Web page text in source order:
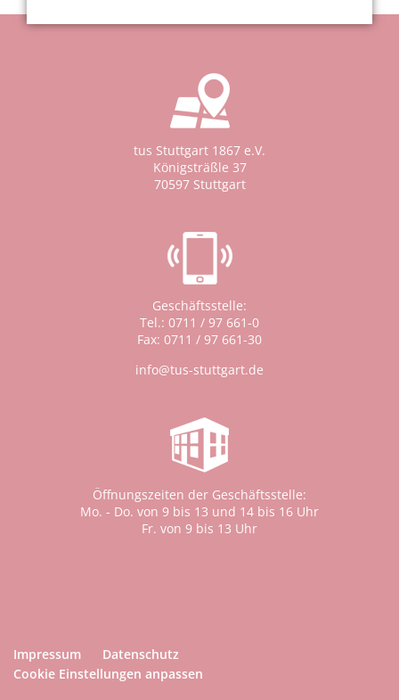
tus Stuttgart 1867 e.V.
Königsträßle 37
70597 Stuttgart
Geschäftsstelle:
Tel.: 0711 / 97 661-0
Fax: 0711 / 97 661-30
info@tus-stuttgart.de
Öffnungszeiten der Geschäftsstelle:
Mo. - Do. von 9 bis 13 und 14 bis 16 Uhr
Fr. von 9 bis 13 Uhr
Impressum
Datenschutz
Cookie Einstellungen anpassen